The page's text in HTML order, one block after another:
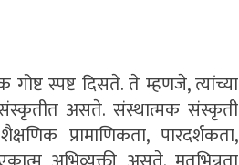
स्पष्ट दिसते. ते म्हणजे, त्यांच्या
संस्कृतीत असते. संस्थात्मक संस्कृती
प्रामाणिकता, पारदर्शकता,